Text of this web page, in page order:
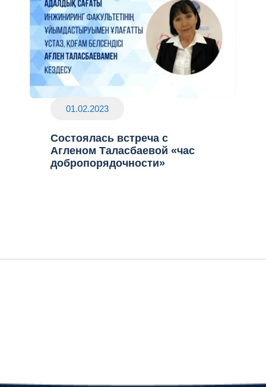
01.02.2023
Состоялась встреча с
Агленом Таласбаевой «час
добропорядочности»